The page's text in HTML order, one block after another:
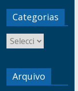
Categorias
Arquivo